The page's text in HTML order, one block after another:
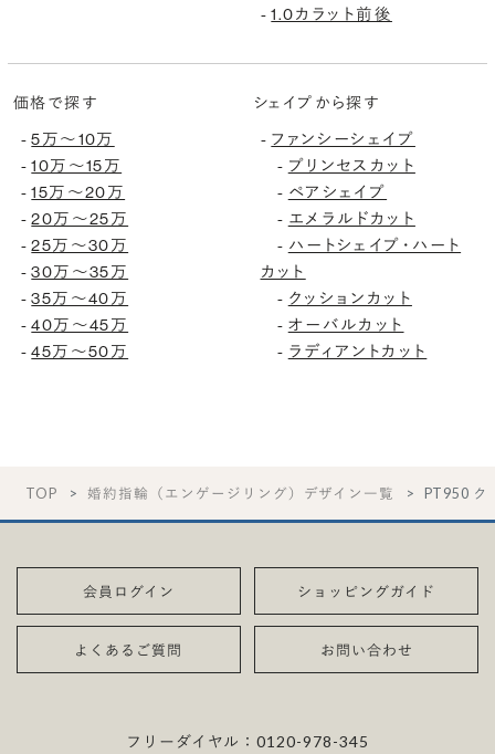
-1.0カラット前後
価格で探す
-5万〜10万
-10万〜15万
-15万〜20万
-20万〜25万
-25万〜30万
-30万〜35万
-35万〜40万
-40万〜45万
-45万〜50万
シェイプから探す
- ファンシーシェイプ
- プリンセスカット
- ペアシェイプ
- エメラルドカット
- ハートシェイプ・ハート
カット
- クッションカット
- オーバルカット
- ラディアントカット
TOP 婚約指輪（エンゲージリング）デザイン一覧 PT950 ク
会員ログイン ショッピングガイド
よくあるご質問 お問い合わせ
フリーダイヤル：0120-978-345